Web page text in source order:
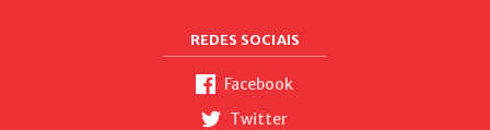
REDES SOCIAIS
Facebook
Twitter